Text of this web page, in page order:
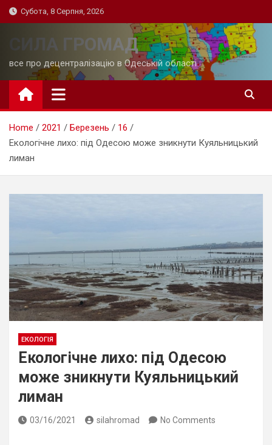
Skip
to
Субота, 8 Серпня, 2026
СИЛА ГРОМАД
все про децентралізацію в Одеській області
Home 2021 Березень
16
Екологічне лихо: під Одесою може зникнути Куяльницький
лиман
ЕКОЛОГІЯ
Екологічне лихо: під Одесою
може зникнути Куяльницький
лиман
03/16/2021 silahromad No Comments